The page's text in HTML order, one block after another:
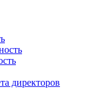
директоров